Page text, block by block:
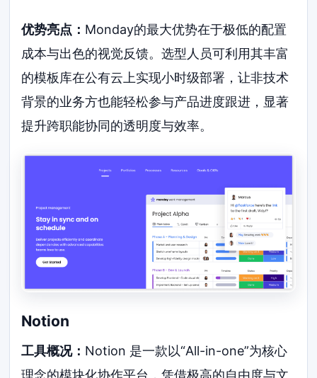
优势亮点： Monday的最大优势在于极低的配置
成本与出色的视觉反馈。选型人员可利用其丰富
的模板库在公有云上实现小时级部署，让非技术
背景的业务方也能轻松参与产品进度跟进，显著
提升跨职能协同的透明度与效率。
Notion
工具概况： Notion 是一款以“All-in-one”为核心
理念的模块化协作平台，凭借极高的自由度与文